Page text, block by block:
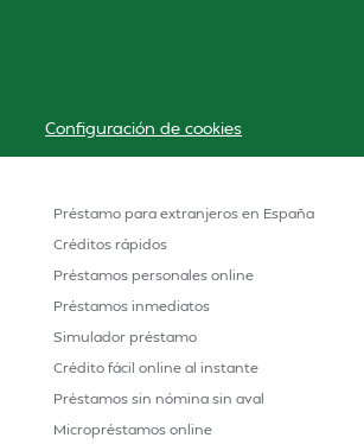
Configuración de cookies
Préstamo para extranjeros en España
Créditos rápidos
Préstamos personales online
Préstamos inmediatos
Simulador préstamo
Crédito fácil online al instante
Préstamos sin nómina sin aval
Micropréstamos online